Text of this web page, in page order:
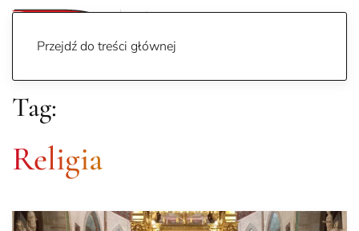
Przejdź do treści głównej
Tag:
Religia